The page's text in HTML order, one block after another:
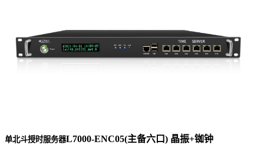
单北斗授时服务器L7000-ENC05(主备六口) 晶振+铷钟